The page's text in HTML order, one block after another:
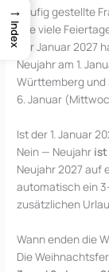
Häufig gestellte
Wie viele
Der Januar 2027
Neujahr am 1.
Württemberg und
6. Januar
Ist der 1. Januar
Nein — Neujahr ist
Neujahr 2027 auf
automatisch ein
zusätzlichen
Wann enden die
Die
→
Index